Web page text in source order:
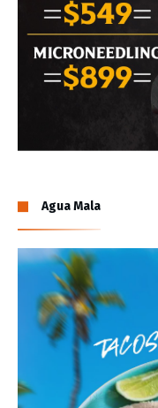
Agua Mala